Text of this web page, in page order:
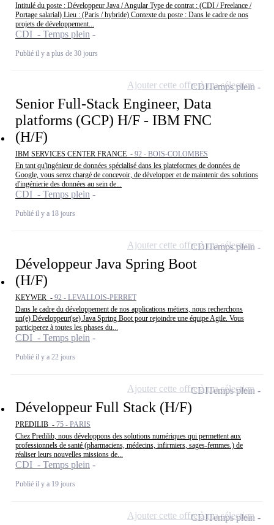
Intitulé du poste : Développeur Java / Angular Type de contrat : (CDI / Freelance /
Portage salarial) Lieu : (Paris / hybride) Contexte du poste : Dans le cadre de nos
projets de développement...
CDI - Temps plein
Publié il y a plus de 30 jours
Senior Full-Stack Engineer, Data
platforms (GCP) H/F - IBM FNC
(H/F)
IBM SERVICES CENTER FRANCE - 92 - BOIS-COLOMBES
En tant qu'ingénieur de données spécialisé dans les plateformes de données de
Google, vous serez chargé de concevoir, de développer et de maintenir des solutions
d'ingénierie des données au sein de...
CDI - Temps plein
Publié il y a 18 jours
CDITemps plein
Ajouter cette offre à ma sélection
Développeur Java Spring Boot
(H/F)
KEYWER - 92 - LEVALLOIS-PERRET
Dans le cadre du développement de nos applications métiers, nous recherchons
un(e) Développeur(se) Java Spring Boot pour rejoindre une équipe Agile. Vous
participerez à toutes les phases du...
CDI - Temps plein
Publié il y a 22 jours
CDITemps plein
Ajouter cette offre à ma sélection
Développeur Full Stack (H/F)
PREDILIB - 75 - PARIS
Chez Predilib, nous développons des solutions numériques qui permettent aux
professionnels de santé (pharmaciens, médecins, infirmiers, sages-femmes.) de
réaliser leurs nouvelles missions de...
CDI - Temps plein
Publié il y a 19 jours
CDITemps plein
Ajouter cette offre à ma sélection
CDITemps plein
Ajouter cette offre à ma sélection